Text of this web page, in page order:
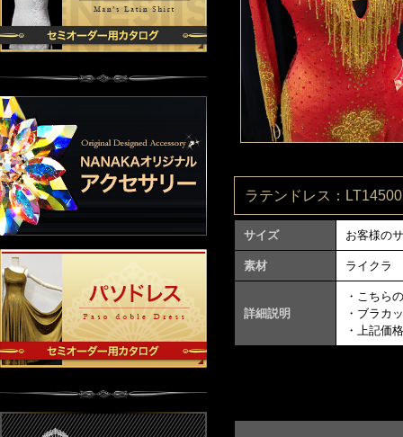
ラテンドレス：
サイズ お客様の
素材 ライクラ
詳細説明
・こちら
・ブラカ
・上記価